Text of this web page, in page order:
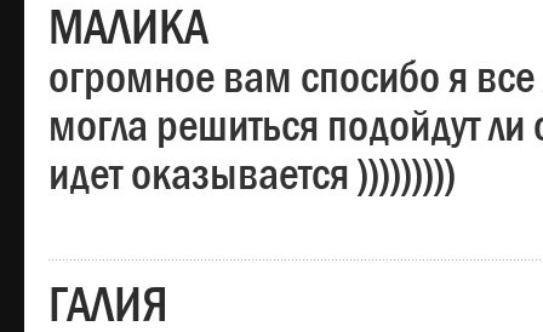
МАЛИКА
огромное вам спосибо я
могла решиться подойдут ли
идет оказывается )))))))))
ГАЛИЯ